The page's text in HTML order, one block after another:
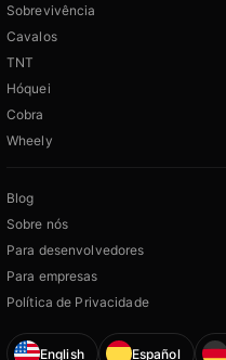
Sobrevivência
Cavalos
TNT
Hóquei
Cobra
Wheely
Blog
Sobre nós
Para desenvolvedores
Para empresas
Política de Privacidade
English Español